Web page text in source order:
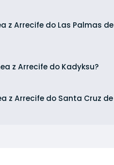
z Arrecife do Las Palmas de
z Arrecife do Kadyksu?
z Arrecife do Santa Cruz de